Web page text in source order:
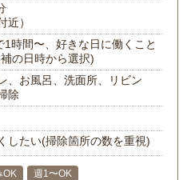
近）
時間〜、好きな日に働くこと
の日時から選択)
、お風呂、洗面所、リビン
除
したい(掃除箇所の数を重視)
OK
週1〜OK